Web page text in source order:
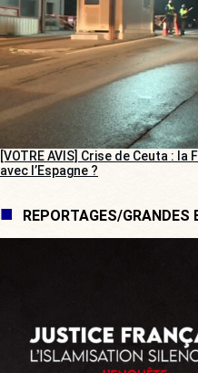
[VOTRE AVIS] Crise de Ceuta :
avec l’Espagne ?
REPORTAGES/GRANDES